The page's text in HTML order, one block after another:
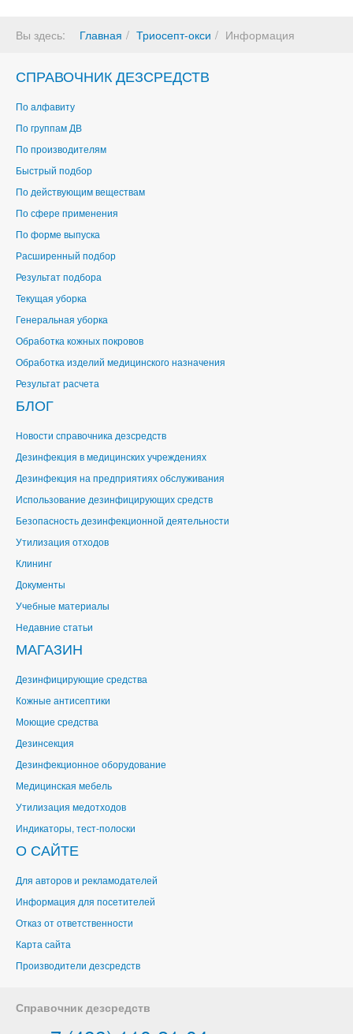
Вы здесь: Главная Триосепт-окси Информация
СПРАВОЧНИК ДЕЗСРЕДСТВ
По алфавиту
По группам ДВ
По производителям
Быстрый подбор
По действующим веществам
По сфере применения
По форме выпуска
Расширенный подбор
Результат подбора
Текущая уборка
Генеральная уборка
Обработка кожных покровов
Обработка изделий медицинского назначения
Результат расчета
БЛОГ
Новости справочника дезсредств
Дезинфекция в медицинских учреждениях
Дезинфекция на предприятиях обслуживания
Использование дезинфицирующих средств
Безопасность дезинфекционной деятельности
Утилизация отходов
Клининг
Документы
Учебные материалы
Недавние статьи
МАГАЗИН
Дезинфицирующие средства
Кожные антисептики
Моющие средства
Дезинсекция
Дезинфекционное оборудование
Медицинская мебель
Утилизация медотходов
Индикаторы, тест-полоски
О САЙТЕ
Для авторов и рекламодателей
Информация для посетителей
Отказ от ответственности
Карта сайта
Производители дезсредств
Справочник дезсредств